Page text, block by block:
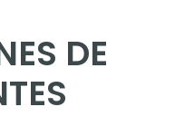
DE